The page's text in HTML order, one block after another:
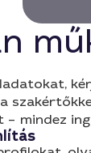
mindez